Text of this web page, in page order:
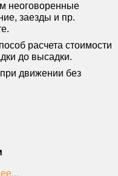
неоговоренные
заезды и пр.
расчета стоимости
до высадки.
движении без